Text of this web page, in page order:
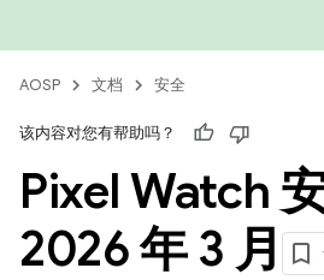
AOSP 文档 安全
该内容对您有帮助吗？
Pixel Watch
2026 年 3 月